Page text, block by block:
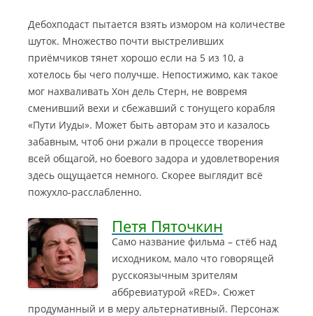
Дебохподаст пытается взять измором на количестве
шуток. Множество почти выстреливших
приёмчиков тянет хорошо если на 5 из 10, а
хотелось бы чего получше. Непостижимо, как такое
мог нахваливать Хон дель Стерн, не вовремя
сменивший вехи и сбежавший с тонущего корабля
«Пути Иуды». Может быть авторам это и казалось
забавным, чтоб они ржали в процессе творения
всей общагой, но боевого задора и удовлетворения
здесь ощущается немного. Скорее выглядит всё
пожухло-расслабленно.
Петя Пяточкин
Само название фильма – стёб над
исходником, мало что говорящей
русскоязычным зрителям
аббревиатурой «RED». Сюжет
продуманный и в меру альтернативный. Персонаж